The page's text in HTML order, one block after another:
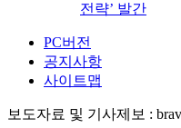
전략’ 발간
PC버전
공지사항
사이트맵
보도자료 및 기사제보 :